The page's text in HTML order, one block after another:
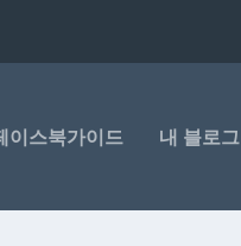
이스북가이드 내 블로그